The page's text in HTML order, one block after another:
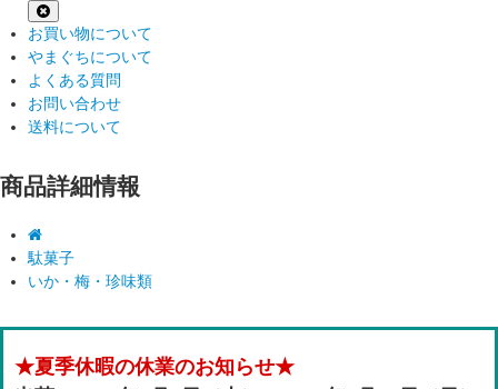
お買い物について
やまぐちについて
よくある質問
お問い合わせ
送料について
商品詳細情報
駄菓子
いか・梅・珍味類
★夏季休暇の休業のお知らせ★